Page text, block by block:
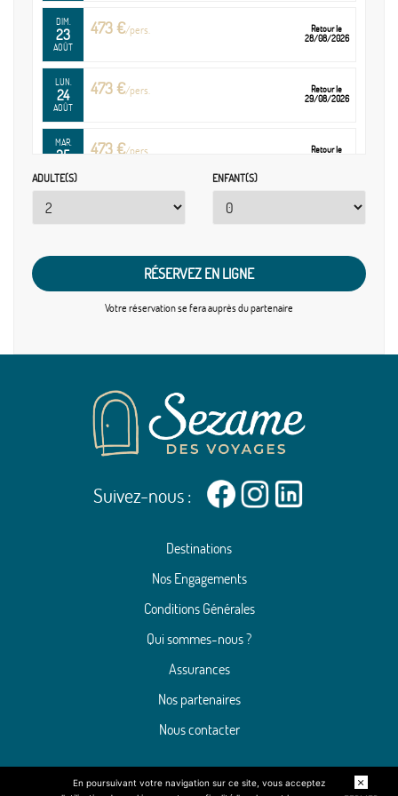
DIM.
23
AOÛT
473 €/pers.
Retour le
28/08/2026
LUN.
24
AOÛT
473 €/pers.
Retour le
29/08/2026
MAR.
25 473 €/pers.
Retour le
ADULTE(S) ENFANT(S)
RÉSERVEZ EN LIGNE
Votre réservation se feraauprès du partenaire
Suivez-nous :
Destinations
Nos Engagements
Conditions Générales
Qui sommes-nous ?
Assurances
Nos partenaires
Nous contacter
En poursuivant votre navigation sur ce site, vous acceptez